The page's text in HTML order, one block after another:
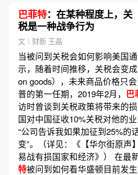
巴菲特：在某种程度上，关
税是一种战争行为
文｜财新 王晶
当被问到关税会如何影响美国通
示，随着时间推移，关税会变
on goods），未来商品价格只
普的第一任期，2019年2月， 巴
访时曾谈到关税政策将带来的
国对中国征收10%关税对他的
“公司告诉我如果加征到25%的
变”。（详见：《【华尔街原声
易战有损国家和经济》） 在最
特被问到如何看华盛顿目前发生